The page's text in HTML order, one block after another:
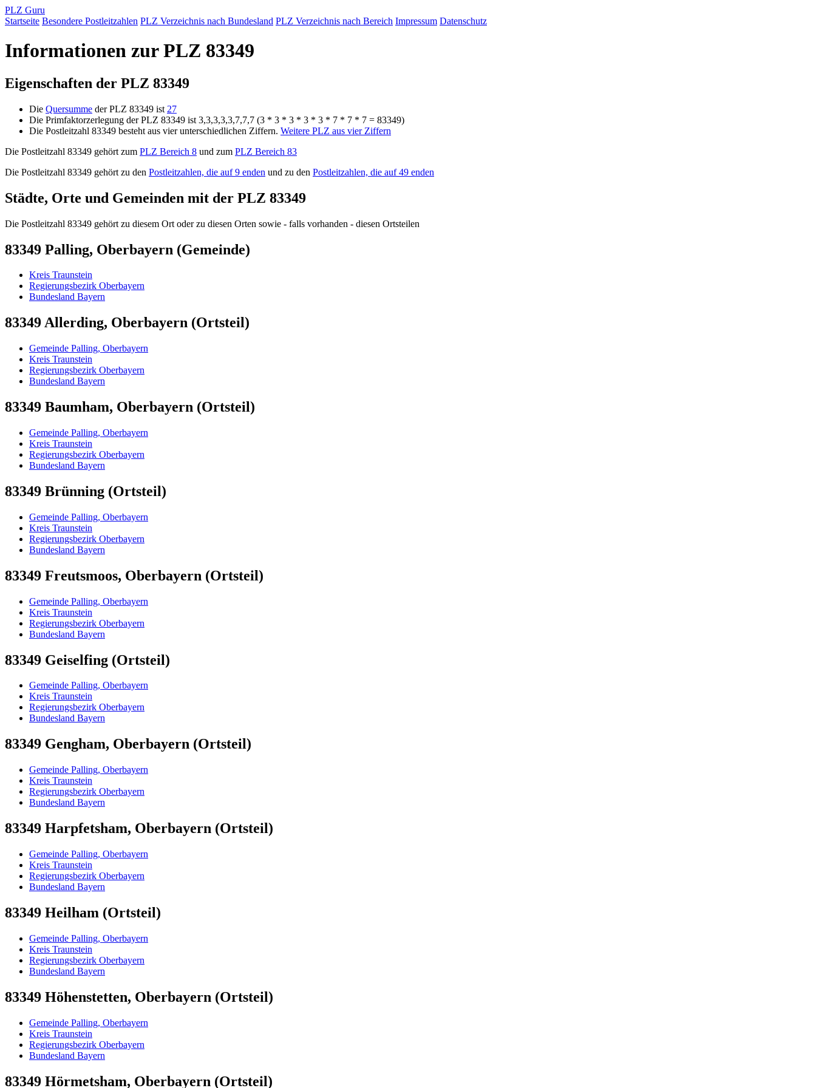
PLZ Guru
Startseite Besondere Postleitzahlen PLZ Verzeichnis nach Bundesland PLZ Verzeichnis nach Bereich Impressum Datenschutz
Informationen zur PLZ 83349
Eigenschaften der PLZ 83349
Die Quersumme der PLZ 83349 ist 27
Die Primfaktorzerlegung der PLZ 83349 ist 3,3,3,3,3,7,7,7 (3 * 3 * 3 * 3 * 3 * 7 * 7 * 7 = 83349)
Die Postleitzahl 83349 besteht aus vier unterschiedlichen Ziffern. Weitere PLZ aus vier Ziffern
Die Postleitzahl 83349 gehört zum PLZ Bereich 8 und zum PLZ Bereich 83
Die Postleitzahl 83349 gehört zu den Postleitzahlen, die auf 9 enden und zu den Postleitzahlen, die auf 49 enden
Städte, Orte und Gemeinden mit der PLZ 83349
Die Postleitzahl 83349 gehört zu diesem Ort oder zu diesen Orten sowie - falls vorhanden - diesen Ortsteilen
83349 Palling, Oberbayern (Gemeinde)
Kreis Traunstein
Regierungsbezirk Oberbayern
Bundesland Bayern
83349 Allerding, Oberbayern (Ortsteil)
Gemeinde Palling, Oberbayern
Kreis Traunstein
Regierungsbezirk Oberbayern
Bundesland Bayern
83349 Baumham, Oberbayern (Ortsteil)
Gemeinde Palling, Oberbayern
Kreis Traunstein
Regierungsbezirk Oberbayern
Bundesland Bayern
83349 Brünning (Ortsteil)
Gemeinde Palling, Oberbayern
Kreis Traunstein
Regierungsbezirk Oberbayern
Bundesland Bayern
83349 Freutsmoos, Oberbayern (Ortsteil)
Gemeinde Palling, Oberbayern
Kreis Traunstein
Regierungsbezirk Oberbayern
Bundesland Bayern
83349 Geiselfing (Ortsteil)
Gemeinde Palling, Oberbayern
Kreis Traunstein
Regierungsbezirk Oberbayern
Bundesland Bayern
83349 Gengham, Oberbayern (Ortsteil)
Gemeinde Palling, Oberbayern
Kreis Traunstein
Regierungsbezirk Oberbayern
Bundesland Bayern
83349 Harpfetsham, Oberbayern (Ortsteil)
Gemeinde Palling, Oberbayern
Kreis Traunstein
Regierungsbezirk Oberbayern
Bundesland Bayern
83349 Heilham (Ortsteil)
Gemeinde Palling, Oberbayern
Kreis Traunstein
Regierungsbezirk Oberbayern
Bundesland Bayern
83349 Höhenstetten, Oberbayern (Ortsteil)
Gemeinde Palling, Oberbayern
Kreis Traunstein
Regierungsbezirk Oberbayern
Bundesland Bayern
83349 Hörmetsham, Oberbayern (Ortsteil)